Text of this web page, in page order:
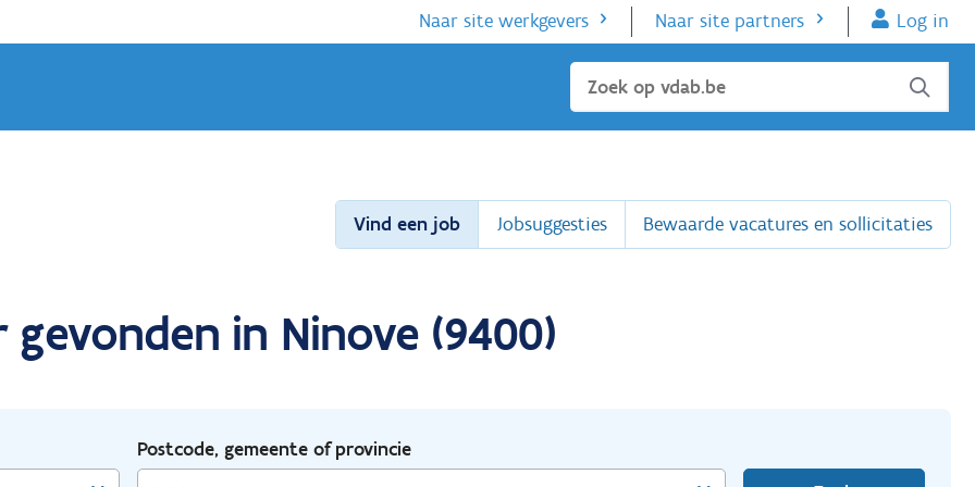
Naar site werkgevers Naar site partners Log in
Sluiten
Vind een job Jobsuggesties Bewaarde vacatures en sollicitaties
in Ninove (9400)
Postcode, gemeente of provincie